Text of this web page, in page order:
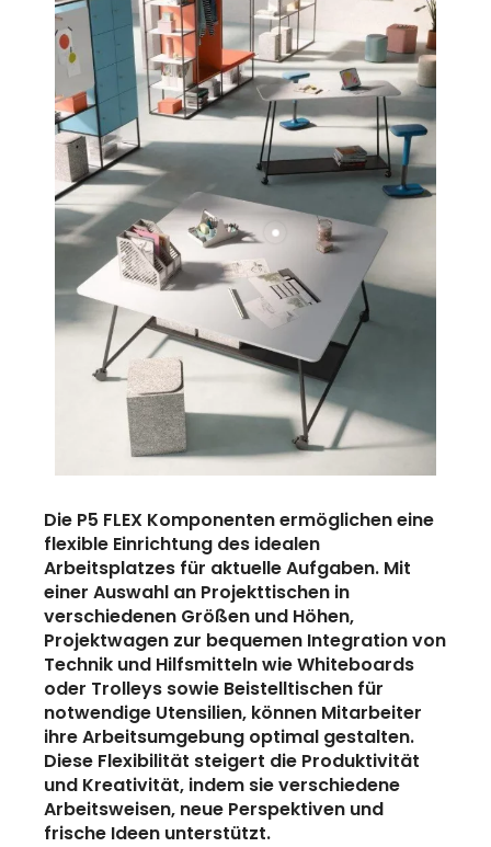
Die P5 FLEX Komponenten ermöglichen eine
flexible Einrichtung des idealen
Arbeitsplatzes für aktuelle Aufgaben. Mit
einer Auswahl an Projekttischen in
verschiedenen Größen und Höhen,
Projektwagen zur bequemen Integration von
Technik und Hilfsmitteln wie Whiteboards
oder Trolleys sowie Beistelltischen für
notwendige Utensilien, können Mitarbeiter
ihre Arbeitsumgebung optimal gestalten.
Diese Flexibilität steigert die Produktivität
und Kreativität, indem sie verschiedene
Arbeitsweisen, neue Perspektiven und
frische Ideen unterstützt.